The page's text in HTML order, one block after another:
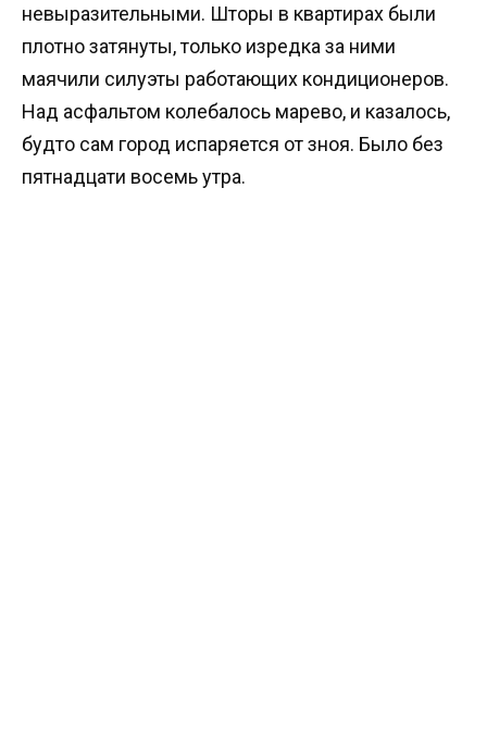
невыразительными. Шторы в квартирах были
плотно затянуты, только изредка за ними
маячили силуэты работающих кондиционеров.
Над асфальтом колебалось марево, и казалось,
будто сам город испаряется от зноя. Было без
пятнадцати восемь утра.